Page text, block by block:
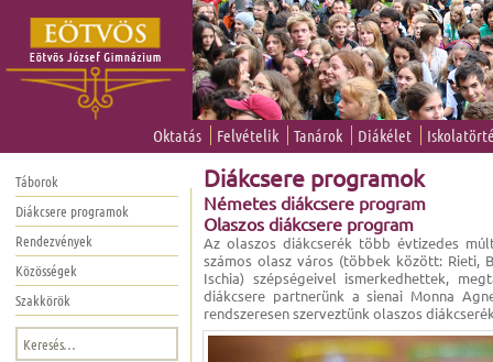
Oktatás Felvételik Tanárok Diákélet
Táborok
Diákcsere programok
Rendezvények
Közösségek
Szakkörök
Keresés:
Diákcsere programok
Németes diákcsere program
Olaszos diákcsere program
Az olaszos diákcserék több évtizedes
számos olasz város (többek között: Rieti,
Ischia) szépségeivel ismerkedhettek,
diákcsere partnerünk a sienai Monna
rendszeresen szerveztünk olaszos